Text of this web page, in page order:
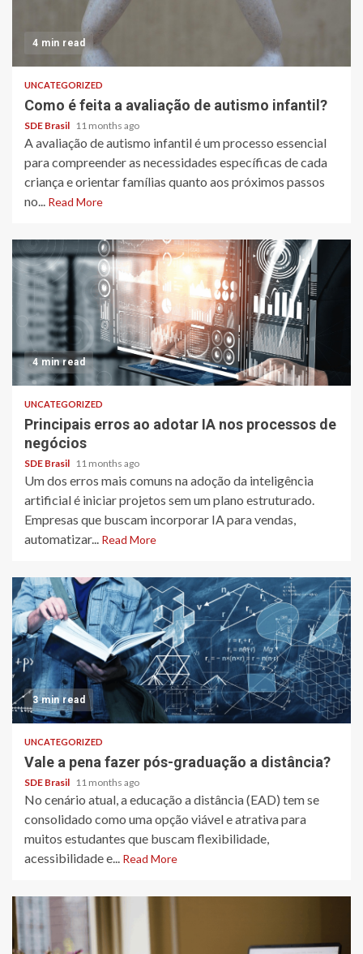
4 min read
UNCATEGORIZED
Como é feita a avaliação de autismo infantil?
SDE Brasil 11 months ago
A avaliação de autismo infantil é um processo essencial
para compreender as necessidades específicas de cada
criança e orientar famílias quanto aos próximos passos
no... Read More
4 min read
UNCATEGORIZED
Principais erros ao adotar IA nos processos de
negócios
SDE Brasil 11 months ago
Um dos erros mais comuns na adoção da inteligência
artificial é iniciar projetos sem um plano estruturado.
Empresas que buscam incorporar IA para vendas,
automatizar... Read More
3 min read
UNCATEGORIZED
Vale a pena fazer pós-graduação a distância?
SDE Brasil 11 months ago
No cenário atual, a educação a distância (EAD) tem se
consolidado como uma opção viável e atrativa para
muitos estudantes que buscam flexibilidade,
acessibilidade e... Read More